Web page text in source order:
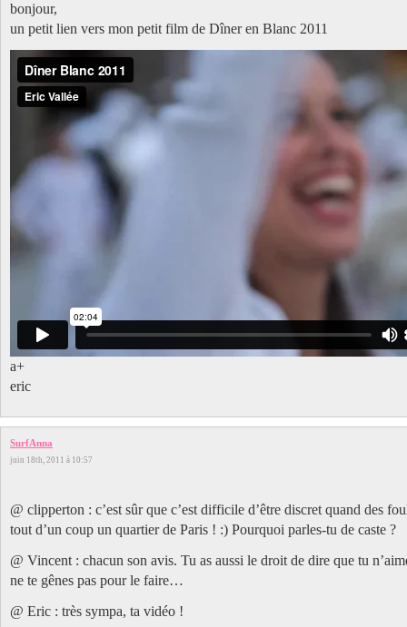
bonjour,
un petit lien vers mon petit film de Dîner en Blanc 2011
a+
eric
SurfAnna
juin 18th, 2011 à 10:57
@ clipperton : c’est sûr que c’est difficile d’être discret quand des
tout d’un coup un quartier de Paris ! :) Pourquoi parles-tu de caste ?
@ Vincent : chacun son avis. Tu as aussi le droit de dire que tu
ne te gênes pas pour le faire…
@ Eric : très sympa, ta vidéo !